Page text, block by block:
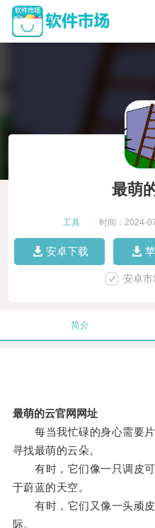
最萌
工具 时间：2024-
安卓下载
安卓
简介
最萌的云官网网址
每当我忙碌的身心需要片
寻找最萌的云朵。
有时，它们像一只调皮可
于蔚蓝的天空。
有时，它们又像一头顽皮
际。